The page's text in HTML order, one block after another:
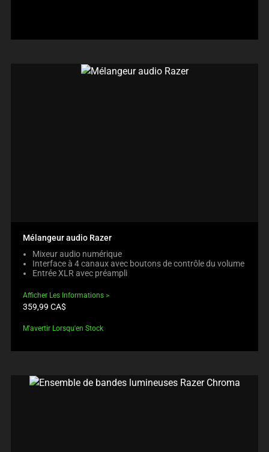
Mélangeur audio Razer
Mixeur audio numérique
Interface à 4 canaux avec boutons de contrôle du volume
Entrée XLR avec préampli
Afficher Les Informations
Prix
359,99 CA$
M'avertir Lorsqu'en Stock